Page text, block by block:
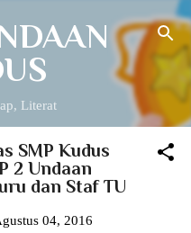
utama
Literat
SMP Kudus
2 Undaan
dan Staf TU
04, 2016